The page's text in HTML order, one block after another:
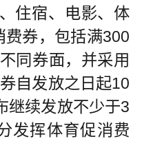
住宿、电影、体
费券，包括满300
同券面，并采用
自发放之日起10
继续发放不少于3
发挥体育促消费